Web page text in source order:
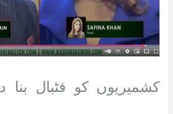
کشمیریوں کو فٹبال بنا